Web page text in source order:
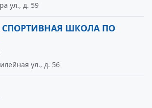
ул., д. 59
СПОРТИВНАЯ ШКОЛА ПО
ул., д. 56